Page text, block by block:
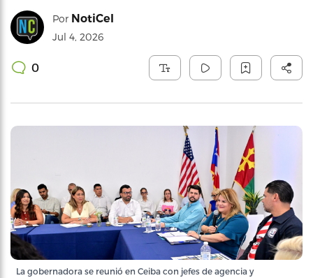
Por NotiCel
Jul 4, 2026
0
La gobernadora se reunió en Ceiba con jefes de agencia y